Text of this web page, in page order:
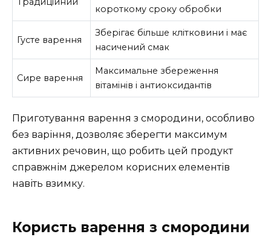
короткому сроку обробки
Густе варення
Зберігає більше клітковини і має
насичений смак
Сире варення
Максимальне збереження
вітамінів і антиоксидантів
Приготування варення з смородини, особливо
без варіння, дозволяє зберегти максимум
активних речовин, що робить цей продукт
справжнім джерелом корисних елементів
навіть взимку.
Користь варення з смородини